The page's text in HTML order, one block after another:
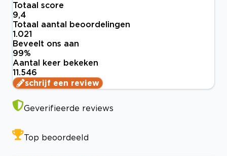
Totaal score
9,4
Totaal aantal beoordelingen
1.021
Beveelt ons aan
99%
Aantal keer bekeken
11.546
schrijf een review
Geverifieerde reviews
Top beoordeeld